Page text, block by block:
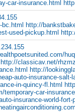
car-insurance.html
http://
used-pickup.html
http://classicav.net/
http://
auto-insurance-salt-
in-quincy-fl.html
temporary-car-
insurance-world-fort-